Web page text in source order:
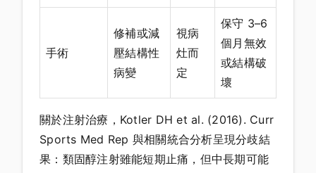
手術
修補或減
壓結構性
病變
視病
灶而
定
保守 3–6
個月無效
或結構破
壞
關於注射治療，Kotler DH et al. (2016). Curr
Sports Med Rep 與相關統合分析呈現分歧結
果：類固醇注射雖能短期止痛，但中長期可能